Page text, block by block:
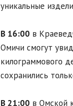
уникальные
В 16:00в
Омичи смогут
килограммового
сохранились
В 21:00в Омской